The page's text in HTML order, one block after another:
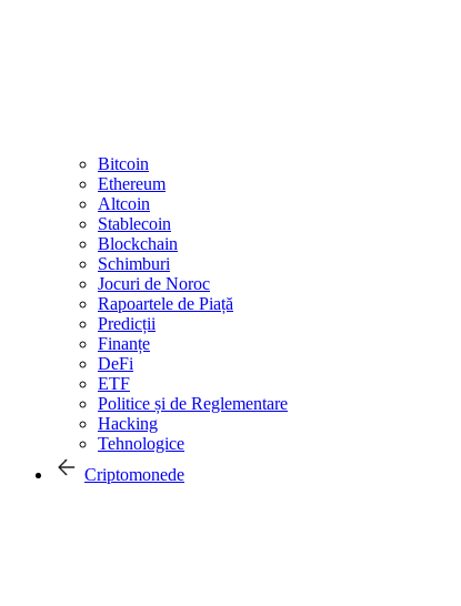
Bitcoin
Ethereum
Altcoin
Stablecoin
Blockchain
Schimburi
Jocuri de Noroc
Rapoartele de Piață
Predicții
Finanțe
DeFi
ETF
Politice și de Reglementare
Hacking
Tehnologice
Criptomonede